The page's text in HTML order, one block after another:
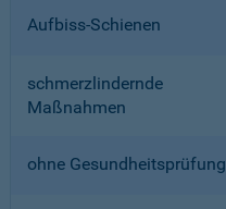
Aufbiss-Schienen
schmerzlindernde
Maßnahmen
ohne Gesundheitsprüfung